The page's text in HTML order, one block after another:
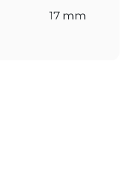
17 mm